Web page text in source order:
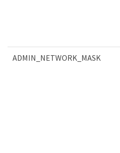
ADMIN_NETWORK_MASK